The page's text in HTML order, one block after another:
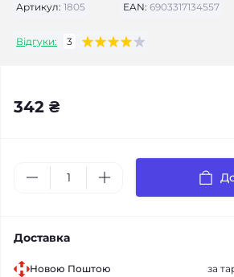
Артикул: 1805 EAN: 6903317134557
Відгуки: 3
342 ₴
Доставка
Новою Поштою за